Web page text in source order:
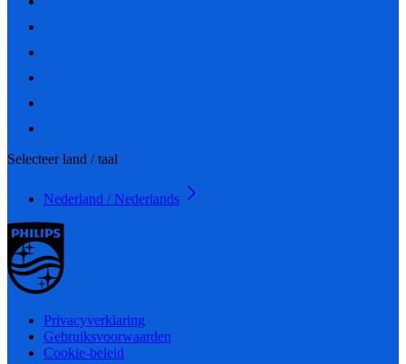
Selecteer land / taal
Nederland / Nederlands
Privacyverklaring
Gebruiksvoorwaarden
Cookie-beleid